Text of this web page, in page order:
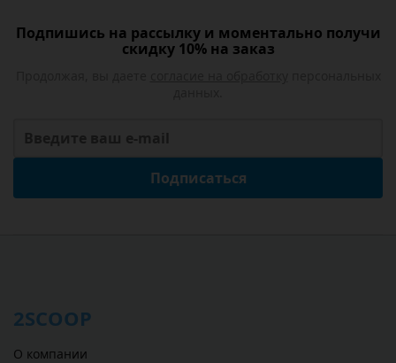
Подпишись на рассылку и моментально получи
скидку 10% на заказ
Подписаться
2SCOOP
О компании